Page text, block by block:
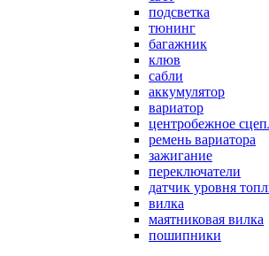
подсветка
тюнинг
багажник
клюв
сабли
аккумулятор
вариатор
центробежное
ремень вариатора
зажигание
переключатели
датчик уровня
вилка
маятниковая вилка
пошипники